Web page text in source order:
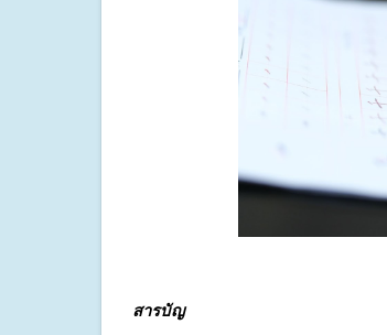
สารบัญ